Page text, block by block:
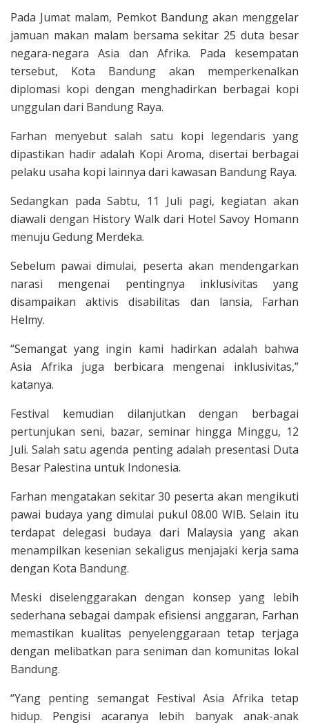
Pada Jumat malam, Pemkot Bandung akan menggelar
jamuan makan malam bersama sekitar 25 duta besar
negara-negara Asia dan Afrika. Pada kesempatan
tersebut, Kota Bandung akan memperkenalkan
diplomasi kopi dengan menghadirkan berbagai kopi
unggulan dari Bandung Raya.
Farhan menyebut salah satu kopi legendaris yang
dipastikan hadir adalah Kopi Aroma, disertai berbagai
pelaku usaha kopi lainnya dari kawasan Bandung Raya.
Sedangkan pada Sabtu, 11 Juli pagi, kegiatan akan
diawali dengan History Walk dari Hotel Savoy Homann
menuju Gedung Merdeka.
Sebelum pawai dimulai, peserta akan mendengarkan
narasi mengenai pentingnya inklusivitas yang
disampaikan aktivis disabilitas dan lansia, Farhan
Helmy.
“Semangat yang ingin kami hadirkan adalah bahwa
Asia Afrika juga berbicara mengenai inklusivitas,”
katanya.
Festival kemudian dilanjutkan dengan berbagai
pertunjukan seni, bazar, seminar hingga Minggu, 12
Juli. Salah satu agenda penting adalah presentasi Duta
Besar Palestina untuk Indonesia.
Farhan mengatakan sekitar 30 peserta akan mengikuti
pawai budaya yang dimulai pukul 08.00 WIB. Selain itu
terdapat delegasi budaya dari Malaysia yang akan
menampilkan kesenian sekaligus menjajaki kerja sama
dengan Kota Bandung.
Meski diselenggarakan dengan konsep yang lebih
sederhana sebagai dampak efisiensi anggaran, Farhan
memastikan kualitas penyelenggaraan tetap terjaga
dengan melibatkan para seniman dan komunitas lokal
Bandung.
“Yang penting semangat Festival Asia Afrika tetap
hidup. Pengisi acaranya lebih banyak anak-anak